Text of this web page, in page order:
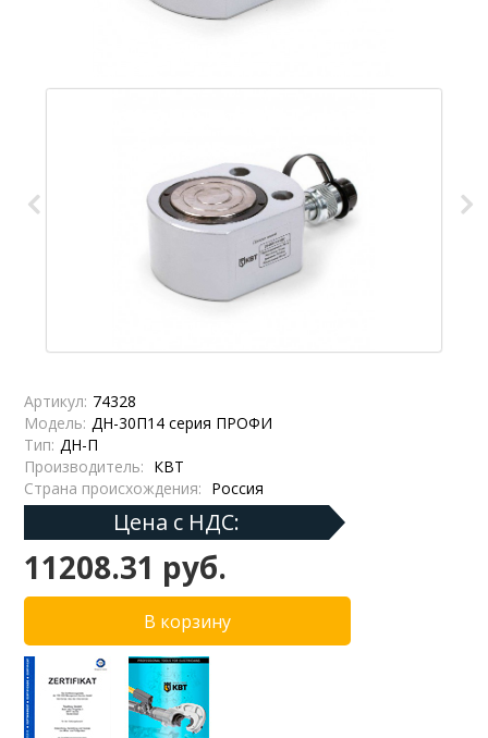
Артикул: 74328
Модель: ДН-30П14 серия ПРОФИ
Тип: ДН-П
Производитель: КВТ
Страна происхождения: Россия
Цена с НДС:
11208.31 руб.